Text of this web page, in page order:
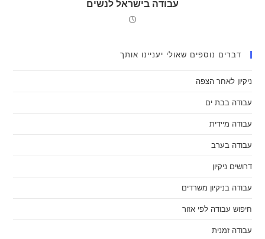
עבודה בישראל לנשים
דברים נוספים שאולי יעניינו אותך
ניקיון לאחר הצפה
עבודה בבת ים
עבודה מיידית
עבודה בערב
דרושים ניקיון
עבודה בניקיון משרדים
חיפוש עבודה לפי אזור
עבודה זמנית